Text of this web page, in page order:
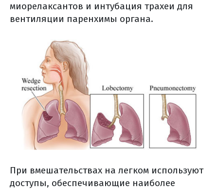
диагноза (общая информация)
этапы постановки диагноза
больного онкологического
заболевания
нормативные акты
сбор данных
классификация опухоли и
патоморфологическое
заключение
молекулярно-генетическое
об этом нужно знать?
где можно выполнить
миорелаксантов и интубация трахеи для
вентиляции паренхимы органа.
При вмешательствах на легком используют
доступы, обеспечивающие наиболее